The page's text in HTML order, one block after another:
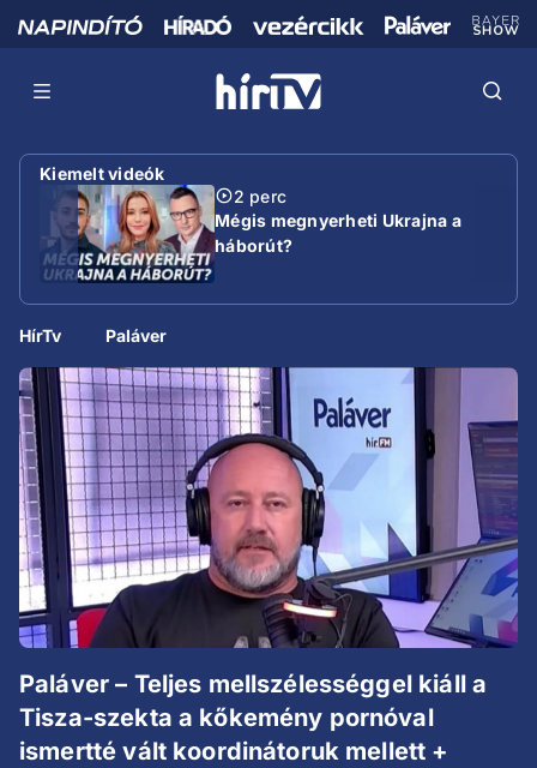
Kiemelt videók
2 perc
Mégis megnyerheti Ukrajna a
háborút?
HírTv Paláver
Paláver – Teljes mellszélességgel kiáll a
Tisza-szekta a kőkemény pornóval
ismertté vált koordinátoruk mellett +